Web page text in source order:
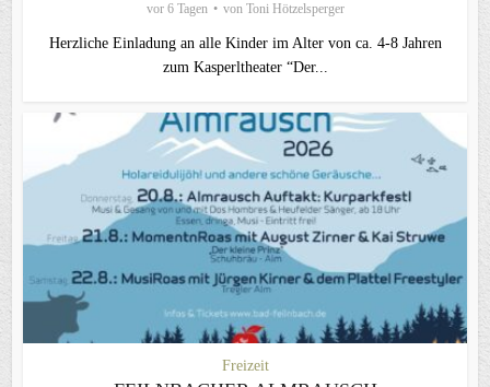
vor 6 Tagen von Toni Hötzelsperger
Herzliche Einladung an alle Kinder im Alter von ca. 4-8 Jahren
zum Kasperltheater “Der...
Freizeit